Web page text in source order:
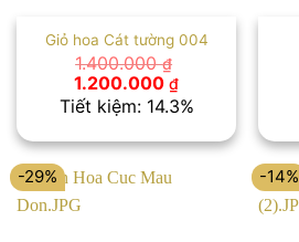
Giỏ hoa Cát tường 004
1.400.000₫
Giá
gốc
là:
1.200.000 ₫Giá
hiện
tại
1.200.000 ₫.
Tiết kiệm: 14.3%
-29% -14%